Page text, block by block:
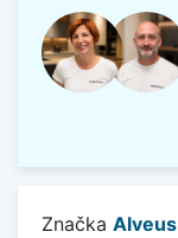
Značka Alveus